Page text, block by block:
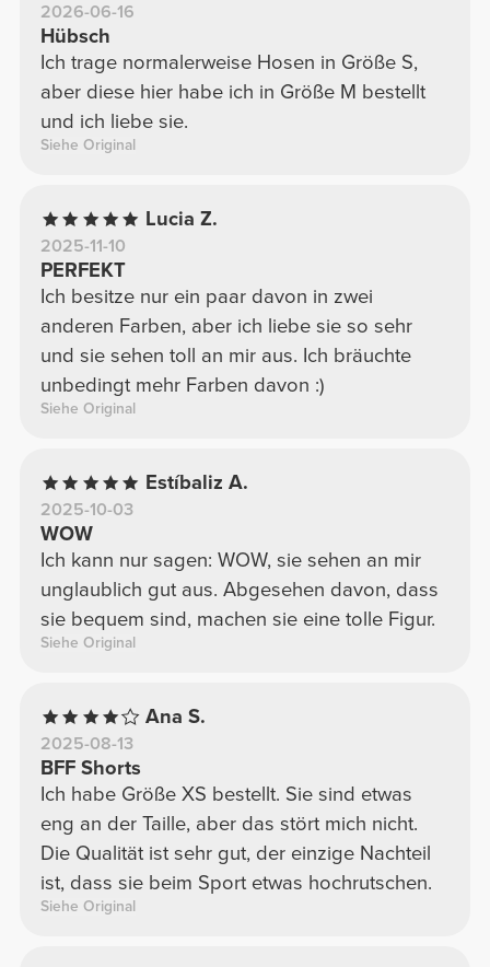
2026-06-16
Hübsch
Ich trage normalerweise Hosen in Größe S,
aber diese hier habe ich in Größe M bestellt
und ich liebe sie.
Siehe Original
Lucia Z.
2025-11-10
PERFEKT
Ich besitze nur ein paar davon in zwei
anderen Farben, aber ich liebe sie so sehr
und sie sehen toll an mir aus. Ich bräuchte
unbedingt mehr Farben davon :)
Siehe Original
Estíbaliz A.
2025-10-03
WOW
Ich kann nur sagen: WOW, sie sehen an mir
unglaublich gut aus. Abgesehen davon, dass
sie bequem sind, machen sie eine tolle Figur.
Siehe Original
Ana S.
2025-08-13
BFF Shorts
Ich habe Größe XS bestellt. Sie sind etwas
eng an der Taille, aber das stört mich nicht.
Die Qualität ist sehr gut, der einzige Nachteil
ist, dass sie beim Sport etwas hochrutschen.
Siehe Original